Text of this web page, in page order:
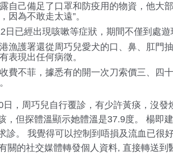
自己備足了口罩和防疫用的物資，他大
因為不敢走太遠”。
日已經出現咳嗽等症狀，期間不僅到處
漁護署還從周巧兒愛犬的口、鼻、肛門
表現出任何病徵。
費不菲，據悉有的開一次刀索價三、四
日，周巧兒自行覆診，有少許黃痰，沒
，但探體溫顯示她體溫是37.9度。 楊即
診。 我覺得可以控制到唔損及流血已很
關的社交媒體轉發個人資料, 直接轉送